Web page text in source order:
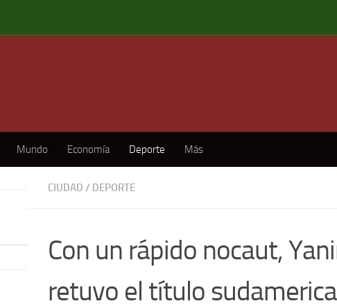
Mundo Economía Deporte Más
CIUDAD / DEPORTE
Con un rápido nocaut,
retuvo el título